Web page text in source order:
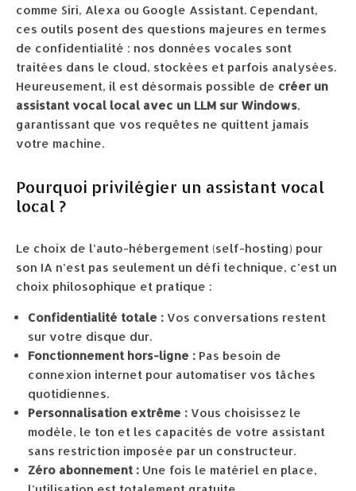
comme Siri, Alexa ou Google Assistant. Cependant,
ces outils posent des questions majeures en termes
de confidentialité : nos données vocales sont
traitées dans le cloud, stockées et parfois analysées.
Heureusement, il est désormais possible de créer un
assistant vocal local avec un LLM sur Windows,
garantissant que vos requêtes ne quittent jamais
votre machine.
Pourquoi privilégier un assistant vocal
local ?
Le choix de l’auto-hébergement (self-hosting) pour
son IA n’est pas seulement un défi technique, c’est un
choix philosophique et pratique :
Confidentialité totale : Vos conversations restent
sur votre disque dur.
Fonctionnement hors-ligne : Pas besoin de
connexion internet pour automatiser vos tâches
quotidiennes.
Personnalisation extrême : Vous choisissez le
modèle, le ton et les capacités de votre assistant
sans restriction imposée par un constructeur.
Zéro abonnement : Une fois le matériel en place,